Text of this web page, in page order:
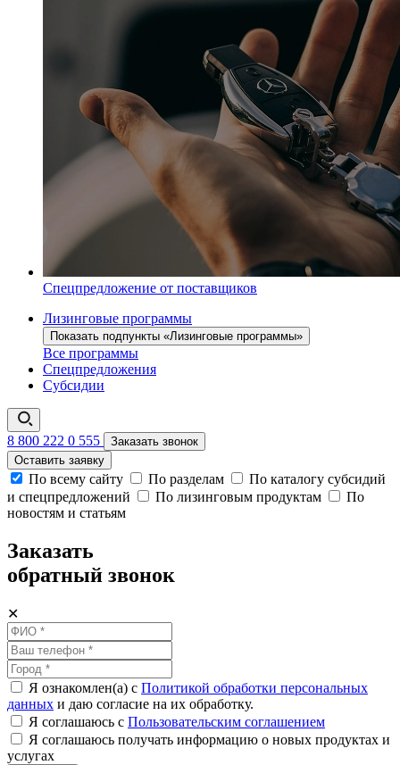
Спецпредложение от поставщиков
Лизинговые программы
Показать подпункты «Лизинговые программы»
Все программы
Спецпредложения
Субсидии
8 800 222 0 555
Заказать звонок
Оставить заявку
По всему сайту По разделам
По каталогу субсидий
и спецпредложений
По лизинговым продуктам
По
новостям и статьям
Заказать
обратный звонок
✕
Я ознакомлен(а) с Политикой обработки персональных
данных и даю согласие на их обработку.
Я соглашаюсь c Пользовательским соглашением
Я соглашаюсь получать информацию о новых продуктах и
услугах